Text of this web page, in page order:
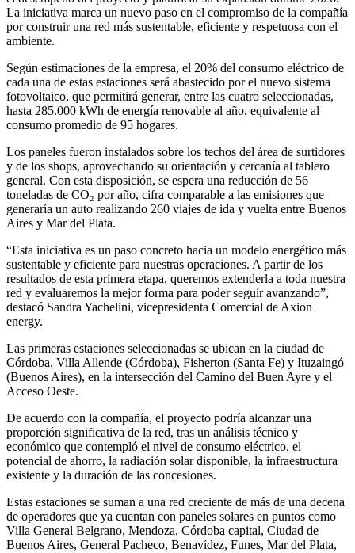
La iniciativa marca un nuevo paso en el compromiso de la compañía
por construir una red más sustentable, eficiente y respetuosa con el
ambiente.
Según estimaciones de la empresa, el 20% del consumo eléctrico de
cada una de estas estaciones será abastecido por el nuevo sistema
fotovoltaico, que permitirá generar, entre las cuatro seleccionadas,
hasta 285.000 kWh de energía renovable al año, equivalente al
consumo promedio de 95 hogares.
Los paneles fueron instalados sobre los techos del área de surtidores
y de los shops, aprovechando su orientación y cercanía al tablero
general. Con esta disposición, se espera una reducción de 56
toneladas de CO₂ por año, cifra comparable a las emisiones que
generaría un auto realizando 260 viajes de ida y vuelta entre Buenos
Aires y Mar del Plata.
“Esta iniciativa es un paso concreto hacia un modelo energético más
sustentable y eficiente para nuestras operaciones. A partir de los
resultados de esta primera etapa, queremos extenderla a toda nuestra
red y evaluaremos la mejor forma para poder seguir avanzando”,
destacó Sandra Yachelini, vicepresidenta Comercial de Axion
energy.
Las primeras estaciones seleccionadas se ubican en la ciudad de
Córdoba, Villa Allende (Córdoba), Fisherton (Santa Fe) y Ituzaingó
(Buenos Aires), en la intersección del Camino del Buen Ayre y el
Acceso Oeste.
De acuerdo con la compañía, el proyecto podría alcanzar una
proporción significativa de la red, tras un análisis técnico y
económico que contempló el nivel de consumo eléctrico, el
potencial de ahorro, la radiación solar disponible, la infraestructura
existente y la duración de las concesiones.
Estas estaciones se suman a una red creciente de más de una decena
de operadores que ya cuentan con paneles solares en puntos como
Villa General Belgrano, Mendoza, Córdoba capital, Ciudad de
Buenos Aires, General Pacheco, Benavídez, Funes, Mar del Plata,